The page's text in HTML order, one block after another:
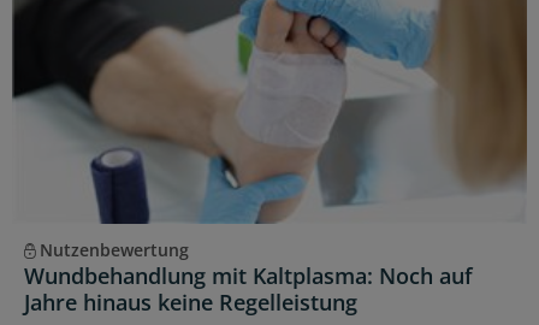
Nutzenbewertung
Wundbehandlung mit Kaltplasma: Noch auf
Jahre hinaus keine Regelleistung